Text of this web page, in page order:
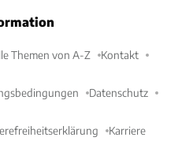
Themen von A-Z Kontakt
Datenschutz
Karriere